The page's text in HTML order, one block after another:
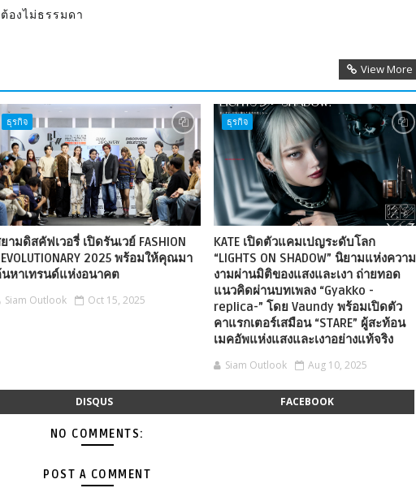
องไม่ธรรมดา
View More
ธุรกิจ
ามดิสคัฟเวอรี่ เปิดรันเวย์ FASHION
2025 พร้อมให้คุณมา
หาเทรนด์แห่งอนาคต
Siam Outlook Oct 15, 2025
ธุรกิจ
KATE เปิดตัวแคมเปญระดับโลก
“LIGHTS ON SHADOW” นิยามแห่งความ
งามผ่านมิติของแสงและเงา ถ่ายทอด
แนวคิดผ่านบทเพลง “Gyakko -
replica-” โดย Vaundy พร้อมเปิดตัว
คาแรกเตอร์เสมือน “STARE” ผู้สะท้อน
เมคอัพแห่งแสงและเงาอย่างแท้จริง
Siam Outlook Aug 10, 2025
DISQUS FACEBOOK
NO COMMENTS:
POST A COMMENT